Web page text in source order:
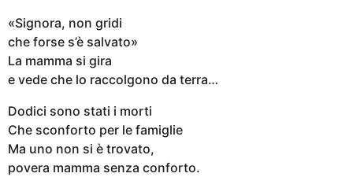
«Signora, non gridi
che forse s’è salvato»
La mamma si gira
e vede che lo raccolgono da terra…
Dodici sono stati i morti
Che sconforto per le famiglie
Ma uno non si è trovato,
povera mamma senza conforto.